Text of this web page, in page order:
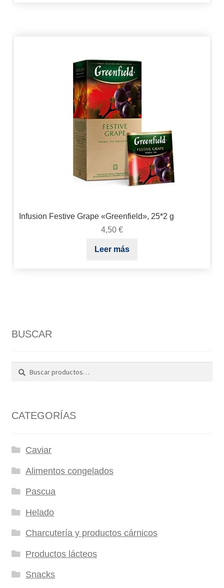
Infusion Festive Grape «Greenfield», 25*2 g
4,50 €
Leer más
BUSCAR
Buscar
CATEGORÍAS
Caviar
Alimentos congelados
Pascua
Helado
Charcutería y productos cárnicos
Productos lácteos
Snacks